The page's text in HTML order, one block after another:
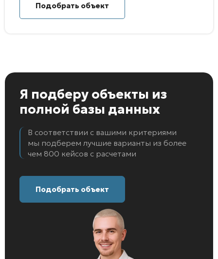
Подобрать объект
Я подберу объекты из
полной базы данных
В соответствии с вашими критериями
мы подберем лучшие варианты из более
чем 800 кейсов с расчетами
Подобрать объект